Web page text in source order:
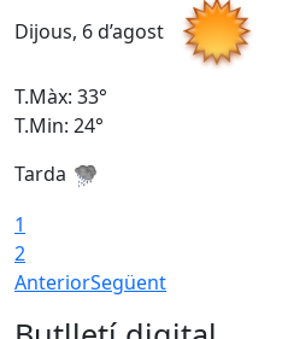
Dijous, 6 d’agost
T.Màx: 33°
T.Min: 24°
Tarda
1
2
AnteriorSegüent